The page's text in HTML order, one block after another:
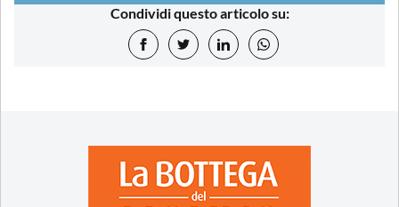
Condividi questo articolo su: